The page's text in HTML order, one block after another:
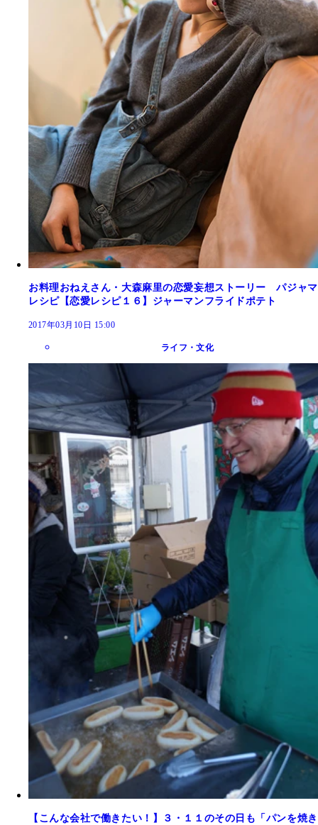
お料理おねえさん・大森麻里の恋愛妄想ストーリー パジャマ
レシピ【恋愛レシピ１６】ジャーマンフライドポテト
2017年03月10日 15:00
ライフ・文化
【こんな会社で働きたい！】３・１１のその日も「パンを焼き